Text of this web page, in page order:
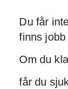
Du får
finns jobb
Om du
får du